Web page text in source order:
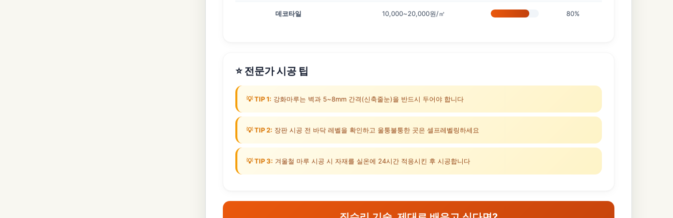
데코타일 10,000~20,000원/㎡ 80%
⭐ 전문가 시공 팁
💡 TIP 1: 강화마루는 벽과 5~8mm 간격(신축줄눈)을 반드시 두어야 합니다
💡 TIP 2: 장판 시공 전 바닥 레벨을 확인하고 울퉁불퉁한 곳은 셀프레벨링하세요
💡 TIP 3: 겨울철 마루 시공 시 자재를 실온에 24시간 적응시킨 후 시공합니다